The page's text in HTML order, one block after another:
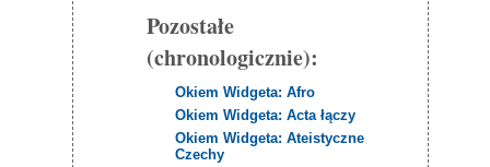
Pozostałe
(chronologicznie):
Okiem Widgeta: Afro
Okiem Widgeta: Acta łączy
Okiem Widgeta: Ateistyczne
Czechy